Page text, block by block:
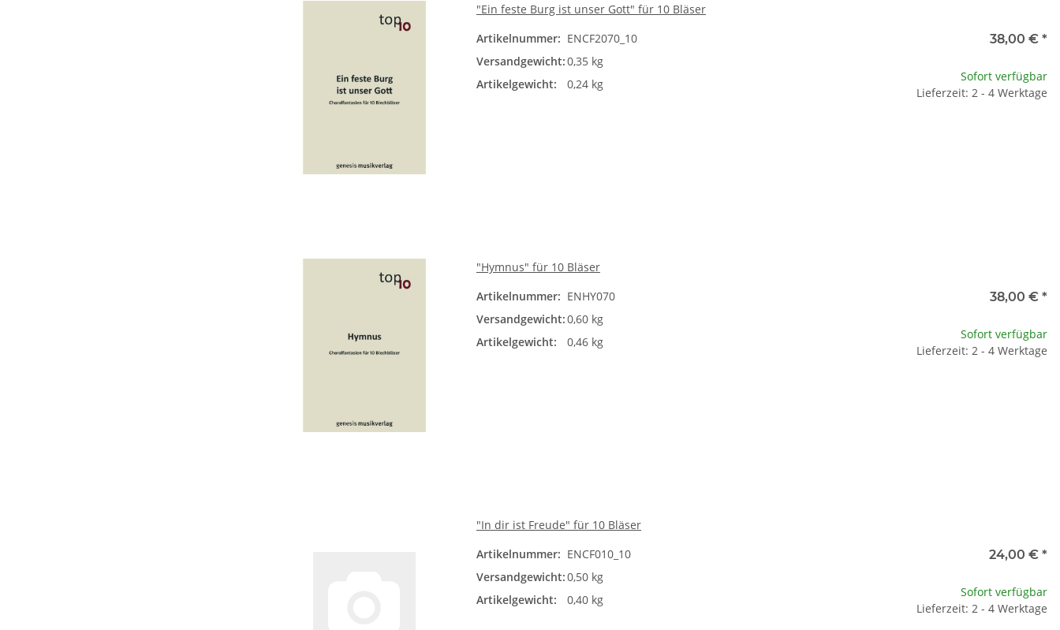
"Ein feste Burg ist unser Gott" für 10 Bläser
Artikelnummer: ENCF2070_10
Versandgewicht:0,35 kg
Artikelgewicht:
0,24 kg
38,00 € *
Sofort verfügbar
Lieferzeit: 2 - 4 Werktage
"Hymnus" für 10 Bläser
Artikelnummer: ENHY070
Versandgewicht:0,60 kg
Artikelgewicht:
0,46 kg
38,00 € *
Sofort verfügbar
Lieferzeit: 2 - 4 Werktage
"In dir ist Freude" für 10 Bläser
Artikelnummer: ENCF010_10
Versandgewicht:0,50 kg
Artikelgewicht:
0,40 kg
24,00 € *
Sofort verfügbar
Lieferzeit: 2 - 4 Werktage